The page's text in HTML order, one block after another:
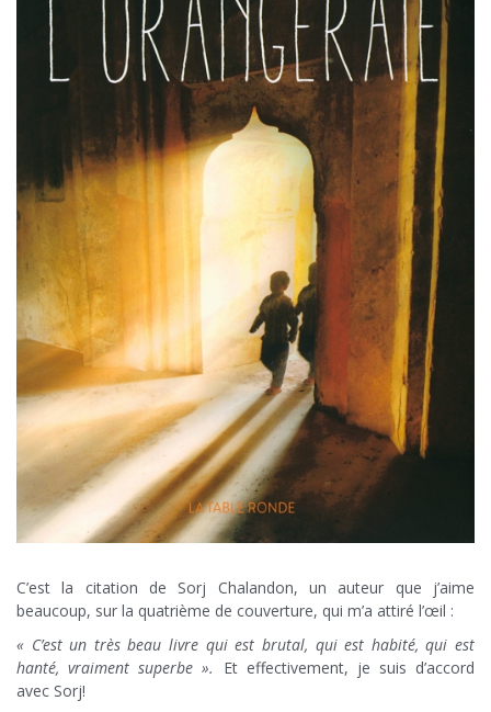
C’est la citation de Sorj Chalandon, un auteur que j’aime
beaucoup, sur la quatrième de couverture, qui m’a attiré l’œil :
« C’est un très beau livre qui est brutal, qui est habité, qui est
hanté, vraiment superbe ». Et effectivement, je suis d’accord
avec Sorj!